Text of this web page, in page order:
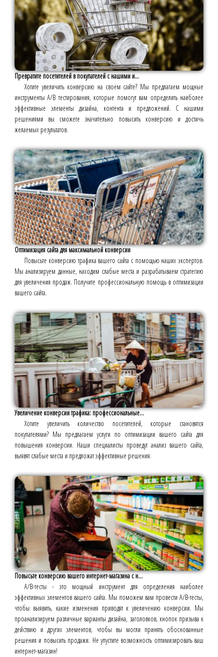
Превратите посетителей в покупателей с нашими и...
Хотите увеличить конверсию на своём сайте? Мы предлагаем мощные
инструменты A/B тестирования, которые помогут вам определить наиболее
эффективные элементы дизайна, контента и предложений. С нашими
решениями вы сможете значительно повысить конверсию и достичь
желаемых результатов.
Оптимизация сайта для максимальной конверсии
Повысьте конверсию трафика вашего сайта с помощью наших экспертов.
Мы анализируем данные, находим слабые места и разрабатываем стратегию
для увеличения продаж. Получите профессиональную помощь в оптимизации
вашего сайта.
Увеличение конверсии трафика: профессиональные...
Хотите увеличить количество посетителей, которые становятся
покупателями? Мы предлагаем услуги по оптимизации вашего сайта для
повышения конверсии. Наши специалисты проведут анализ вашего сайта,
выявят слабые места и предложат эффективные решения.
Повысьте конверсию вашего интернет-магазина с н...
A/B-тесты - это мощный инструмент для определения наиболее
эффективных элементов вашего сайта. Мы поможем вам провести A/B-тесты,
чтобы выявить, какие изменения приводят к увеличению конверсии. Мы
проанализируем различные варианты дизайна, заголовков, кнопок призыва к
действию и других элементов, чтобы вы могли принять обоснованные
решения и повысить продажи. Не упустите возможность оптимизировать ваш
интернет-магазин!